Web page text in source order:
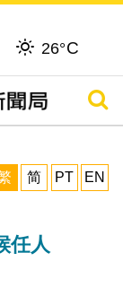
26°C
搜尋
简 PT EN
任人